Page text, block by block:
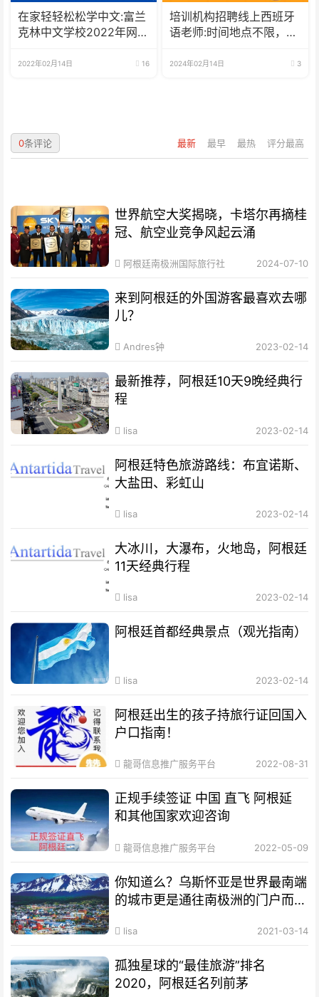
在家轻轻松松学中文:富兰
克林中文学校2022年网校
2022年02月14日 16
培训机构招聘线上西班牙
语老师:时间地点不限，可
2024年02月14日 3
最新 最早 最热 评分最高
0条评论
世界航空大奖揭晓，卡塔尔再摘桂
冠、航空业竞争风起云涌
阿根廷南极洲国际旅行社 2024-07-10
来到阿根廷的外国游客最喜欢去哪
儿？
Andres钟 2023-02-14
最新推荐，阿根廷10天9晚经典行
程
lisa 2023-02-14
阿根廷特色旅游路线：布宜诺斯、
大盐田、彩虹山
lisa 2023-02-14
大冰川，大瀑布，火地岛，阿根廷
11天经典行程
lisa 2023-02-14
阿根廷首都经典景点（观光指南）
lisa 2023-02-14
阿根廷出生的孩子持旅行证回国入
户口指南！
龍哥信息推广服务平台 2022-08-31
正规手续签证 中国 直飞 阿根延
和其他国家欢迎咨询
龍哥信息推广服务平台 2022-05-09
你知道么？乌斯怀亚是世界最南端
的城市更是通往南极洲的门户而驰
lisa 2021-03-14
孤独星球的“最佳旅游”排名
2020，阿根廷名列前茅